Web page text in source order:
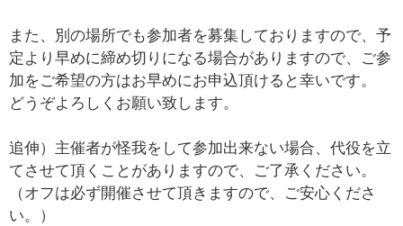
また、別の場所でも参加者を募集しておりますので、予
定より早めに締め切りになる場合がありますので、ご参
加をご希望の方はお早めにお申込頂けると幸いです。
どうぞよろしくお願い致します。
追伸）主催者が怪我をして参加出来ない場合、代役を立
てさせて頂くことがありますので、ご了承ください。
（オフは必ず開催させて頂きますので、ご安心くださ
い。）